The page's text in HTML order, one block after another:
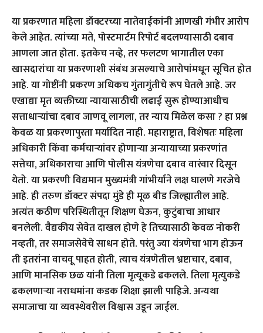
या प्रकरणात महिला डॉक्टरच्या नातेवाईकांनी आणखी गंभीर आरोप
केले आहेत. त्यांच्या मते, पोस्टमार्टम रिपोर्ट बदलण्यासाठी दबाव
आणला जात होता. इतकेच नव्हे, तर फलटण भागातील एका
खासदारांचा या प्रकरणाशी संबंध असल्याचे आरोपांमधून सूचित होत
आहे. या गोष्टींनी प्रकरण अधिकच गुंतागुंतीचे रूप घेतले आहे. जर
एखाद्या मृत व्यक्तीच्या न्यायासाठीची लढाई सुरू होण्याआधीच
सत्ताधाऱ्यांचा दबाव जाणवू लागला, तर न्याय मिळेल कसा ? हा प्रश्न
केवळ या प्रकरणापुरता मर्यादित नाही. महाराष्ट्रात, विशेषतः महिला
अधिकारी किंवा कर्मचाऱ्यांवर होणाऱ्या अन्यायाच्या प्रकरणांत
सत्तेचा, अधिकाराचा आणि पोलीस यंत्रणेचा दबाव वारंवार दिसून
येतो. या प्रकरणी विद्यमान मुख्यमंत्री गांभीर्याने लक्ष घालणे गरजेचे
आहे. ही तरुण डॉक्टर संपदा मुंडे ही मूळ बीड जिल्ह्यातील आहे.
अत्यंत कठीण परिस्थितीतून शिक्षण घेऊन, कुटुंबाचा आधार
बनलेली. वैद्यकीय सेवेत दाखल होणे हे तिच्यासाठी केवळ नोकरी
नव्हती, तर समाजसेवेचे साधन होते. परंतु ज्या यंत्रणेचा भाग होऊन
ती इतरांना वाचवू पाहत होती, त्याच यंत्रणेतील भ्रष्टाचार, दबाव,
आणि मानसिक छळ यांनी तिला मृत्यूकडे ढकलले. तिला मृत्युकडे
ढकलणार्‍या नराधमांना कडक शिक्षा झाली पाहिजे. अन्यथा
समाजाचा या व्यवस्थेवरील विश्वास उडून जाईल.